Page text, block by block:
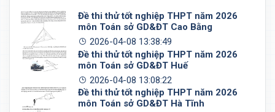
Đề thi thử tốt nghiệp THPT năm 2026
môn Toán sở GD&ĐT Cao Bằng
2026-04-08 13:38:49
Đề thi thử tốt nghiệp THPT năm 2026
môn Toán sở GD&ĐT Huế
2026-04-08 13:08:22
Đề thi thử tốt nghiệp THPT năm 2026
môn Toán sở GD&ĐT Hà Tĩnh